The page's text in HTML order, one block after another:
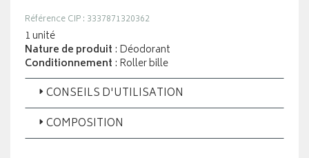
Référence CIP : 3337871320362
1 unité
Nature de produit : Déodorant
Conditionnement : Roller bille
CONSEILS D'UTILISATION
COMPOSITION